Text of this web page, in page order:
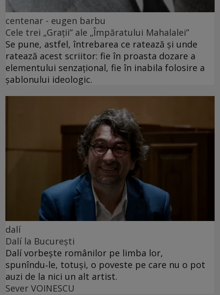
centenar - eugen barbu
Cele trei „Grații” ale „Împăratului Mahalalei”
Se pune, astfel, întrebarea ce ratează și unde
ratează acest scriitor: fie în proasta dozare a
elementului senzațional, fie în inabila folosire a
șablonului ideologic.
dalí
Dalí la București
Dalí vorbește românilor pe limba lor,
spunîndu‑le, totuși, o poveste pe care nu o pot
auzi de la nici un alt artist.
Sever VOINESCU